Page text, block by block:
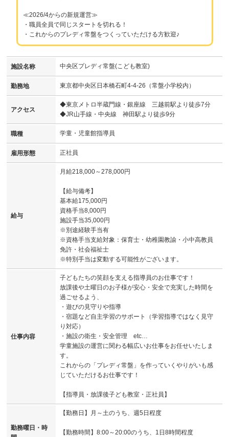
≪2026/4からの新規運営≫
・職員全員で同じスタートを切れる！
・これからのプレディ常盤をつくっていただける方歓迎♪
施設名称 中央区プレディ常盤(こども教室)
勤務地 東京都中央区日本橋石町4-4-26（常盤小学校内）
アクセス
◆東京メトロ半蔵門線・銀座線 三越前駅より徒歩7分
◆JR山手線・中央線 神田駅より徒歩9分
職種 学童・児童館指導員
雇用形態 正社員
給与
月給218,000～278,000円
【給与備考】
基本給175,000円
資格手当8,000円
施設手当35,000円
※別途経験手当有
※資格手当支給対象：保育士・幼稚園教諭・小中高教員
免許・社会福祉士
※特別手当は変動する可能性がございます。
仕事内容
子どもたちの笑顔を支える指導員のお仕事です！
放課後や土曜日のお子様が安心・安全で充実した時間を
過ごせるよう、
・遊びの見守りや指導
・宿題など自主学習のサポート（学習指導ではなく見守
り対応）
・施設の衛生・安全管理 etc…
学童施設の運営に関わる幅広いお仕事をお任せいたしま
す。
これからの「プレディ常盤」を作っていくやりがいも感
じていただけるお仕事です！
【指導員・放課後子ども教室・正社員】
勤務曜日・時
【勤務日】月～土のうち、週5日程度
【勤務時間】8:00～20:00のうち、1日8時間程度